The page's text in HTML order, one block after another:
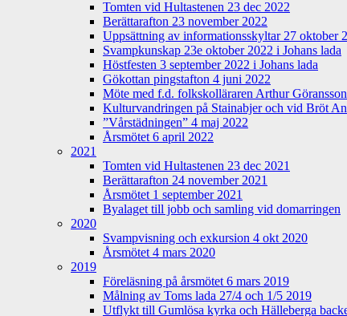
Tomten vid Hultastenen 23 dec 2022
Berättarafton 23 november 2022
Uppsättning av informationsskyltar 27 oktober
Svampkunskap 23e oktober 2022 i Johans lada
Höstfesten 3 september 2022 i Johans lada
Gökottan pingstafton 4 juni 2022
Möte med f.d. folkskolläraren Arthur
Kulturvandringen på Stainabjer och vid Bröt
”Vårstädningen” 4 maj 2022
Årsmötet 6 april 2022
2021
Tomten vid Hultastenen 23 dec 2021
Berättarafton 24 november 2021
Årsmötet 1 september 2021
Byalaget till jobb och samling vid domarringen
2020
Svampvisning och exkursion 4 okt 2020
Årsmötet 4 mars 2020
2019
Föreläsning på årsmötet 6 mars 2019
Målning av Toms lada 27/4 och 1/5 2019
Utflykt till Gumlösa kyrka och Hälleberga